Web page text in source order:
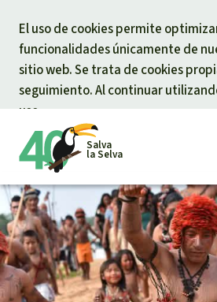
El uso de cookies permite
funcionalidades únicamente de
sitio web. Se trata de cookies
seguimiento. Al continuar
uso.
Salva
la Selva
Peticiones
Proyectos
Tu donación ayuda
Donación general